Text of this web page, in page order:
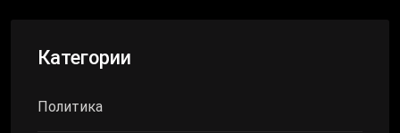
Категории
Политика